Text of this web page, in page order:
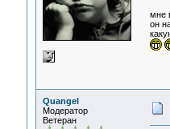
мне
он
Quangel
Модератор
Ветеран